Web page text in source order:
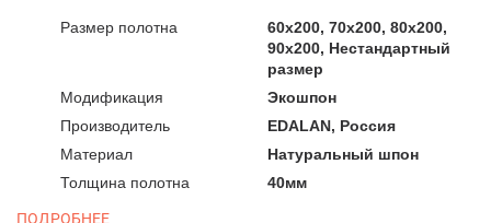
Размер полотна
60x200, 70x200, 80x200,
90x200, Нестандартный
размер
Модификация
Экошпон
Производитель
EDALAN, Россия
Материал
Натуральный шпон
Толщина полотна
40мм
ПОДРОБНЕЕ